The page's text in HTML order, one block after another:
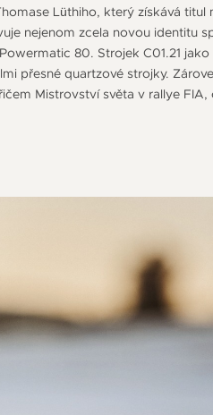
Lüthiho, který získává titul
nejenom zcela novou identitu
80. Strojek C01.21
přesné quartzové strojky.
Mistrovství světa v rallye